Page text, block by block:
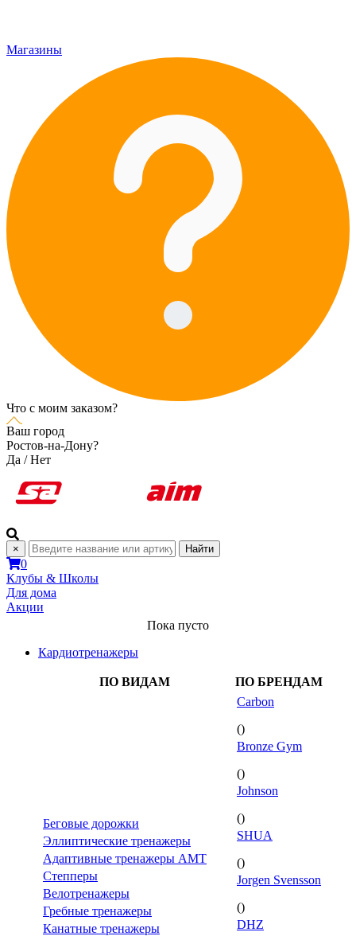
Магазины
Что с моим заказом?
Ваш город
Ростов-на-Дону?
Да /Нет
× Найти
0
Клубы & Школы
Для дома
Акции
Пока пусто
Кардиотренажеры
ПО ВИДАМ ПО БРЕНДАМ
Беговые дорожки
Эллиптические тренажеры
Адаптивные тренажеры AMT
Степперы
Велотренажеры
Гребные тренажеры
Канатные тренажеры
Carbon
()
Bronze Gym
()
Johnson
()
SHUA
()
Jorgen Svensson
()
DHZ